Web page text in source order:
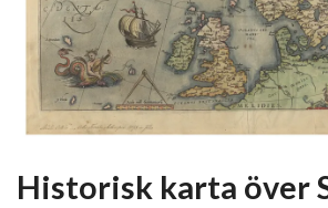
Historisk karta över